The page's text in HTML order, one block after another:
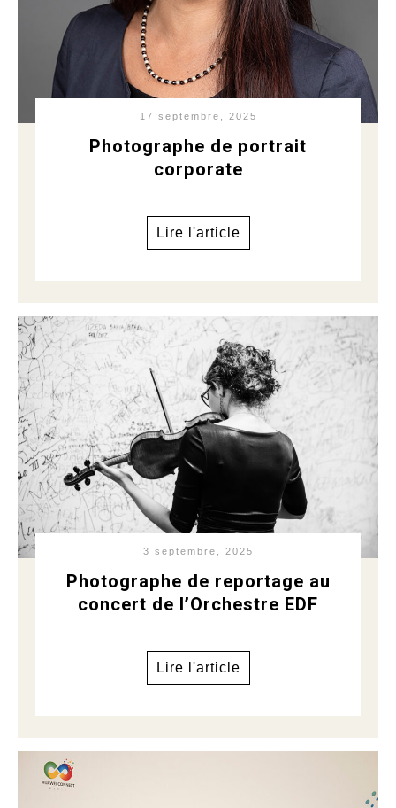
17 septembre, 2025
Photographe de portrait
corporate
Lire l'article
3 septembre, 2025
Photographe de reportage au
concert de l’Orchestre EDF
Lire l'article